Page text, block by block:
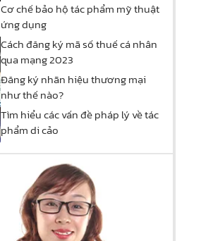
Cơ chế bảo hộ tác phẩm mỹ thuật
ứng dụng
Cách đăng ký mã số thuế cá nhân
qua mạng 2023
Đăng ký nhãn hiệu thương mại
như thế nào?
Tìm hiểu các vấn đề pháp lý về tác
phẩm di cảo